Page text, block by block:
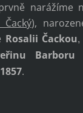
narážíme
),
Rosalii Čackou,
Barboru
1857.